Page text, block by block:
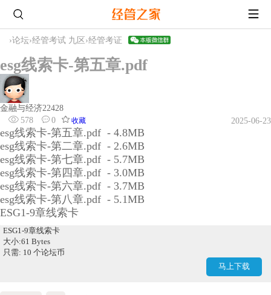
›论坛›经管考试 九区 ›经管考证
esg线索卡-第五章.pdf
金融与经济22428
578
0 收藏 2025-06-23
esg线索卡-第五章.pdf - 4.8MB
esg线索卡-第二章.pdf - 2.6MB
esg线索卡-第七章.pdf - 5.7MB
esg线索卡-第四章.pdf - 3.0MB
esg线索卡-第六章.pdf - 3.7MB
esg线索卡-第八章.pdf - 5.1MB
ESG1-9章线索卡
ESG1-9章线索卡
大小:61 Bytes
只需: 10 个论坛币
马上下载